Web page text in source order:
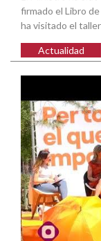
firmado el Libro
ha visitado el
Actualidad